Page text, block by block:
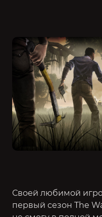
Своей любимой
первый сезон The